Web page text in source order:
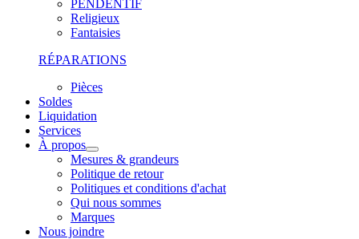
PENDENTIF
Religieux
Fantaisies
RÉPARATIONS
Pièces
Soldes
Liquidation
Services
À propos
Mesures & grandeurs
Politique de retour
Politiques et conditions d'achat
Qui nous sommes
Marques
Nous joindre